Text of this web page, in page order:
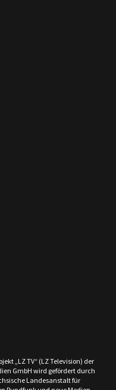
„LZ TV“ (LZ Television) der
GmbH wird gefördert durch
Landesanstalt für